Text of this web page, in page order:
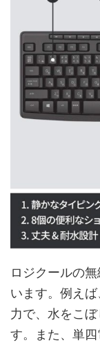
ロジクールの
います。例え
力で、水をこ
す。また、単